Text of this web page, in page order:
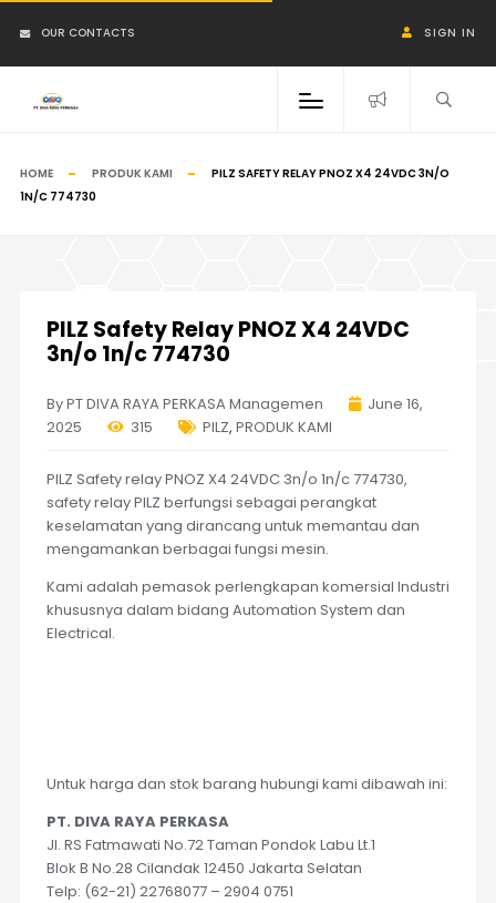
OUR CONTACTS SIGN IN
HOME PRODUK KAMI
PILZ SAFETY RELAY PNOZ X4 24VDC 3N/O
1N/C 774730
PILZ Safety Relay PNOZ X4 24VDC
3n/o 1n/c 774730
By PT DIVA RAYA PERKASA Managemen
June 16,
2025
315 PILZ, PRODUK KAMI
PILZ Safety relay PNOZ X4 24VDC 3n/o 1n/c 774730,
safety relay PILZ berfungsi sebagai perangkat
keselamatan yang dirancang untuk memantau dan
mengamankan berbagai fungsi mesin.
Kami adalah pemasok perlengkapan komersial Industri
khususnya dalam bidang Automation System dan
Electrical.
Untuk harga dan stok barang hubungi kami dibawah ini:
PT. DIVA RAYA PERKASA
Jl. RS Fatmawati No.72 Taman Pondok Labu Lt.1
Blok B No.28 Cilandak 12450 Jakarta Selatan
Telp: (62-21) 22768077 – 2904 0751